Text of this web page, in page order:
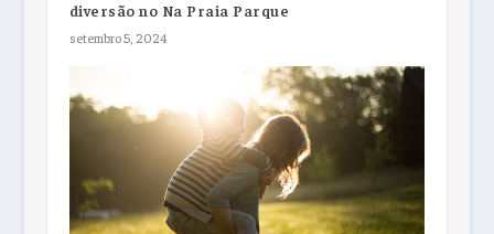
diversão no Na Praia Parque
setembro 5, 2024